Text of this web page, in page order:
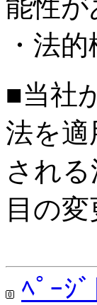
能性
・法
■当社
法を適
され
目の変
ﾍﾟｰｼ